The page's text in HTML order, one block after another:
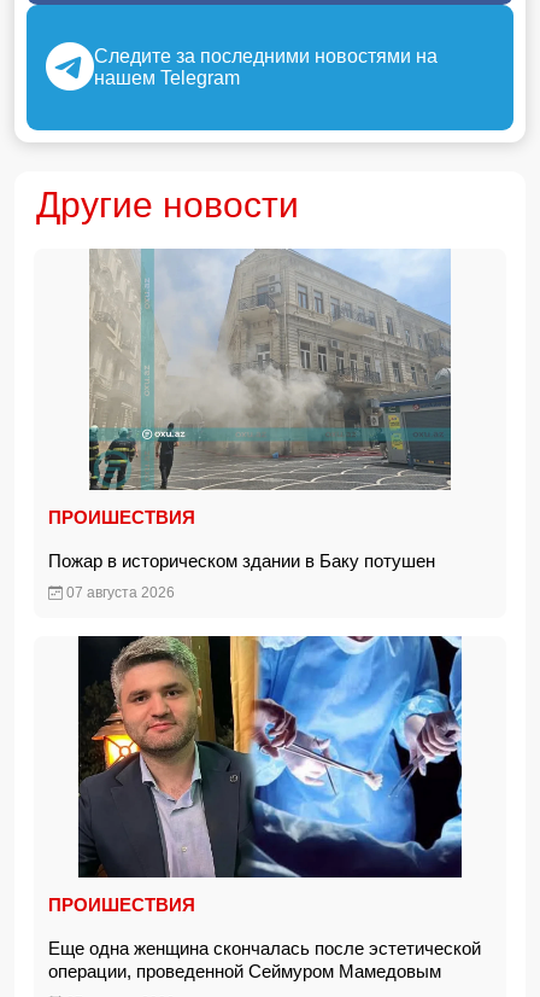
Следите за последними новостями на
нашем Telegram
Другие новости
ПРОИШЕСТВИЯ
Пожар в историческом здании в Баку потушен
07 августа 2026
ПРОИШЕСТВИЯ
Еще одна женщина скончалась после эстетической
операции, проведенной Сеймуром Мамедовым